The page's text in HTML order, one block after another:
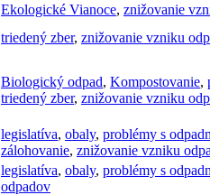
Ekologické Vianoce, znižovanie
triedený zber, znižovanie vzniku
Biologický odpad, Kompostovanie,
triedený zber, znižovanie vzniku
legislatíva, obaly, problémy s
zálohovanie, znižovanie vzniku
legislatíva, obaly, problémy s
odpadov